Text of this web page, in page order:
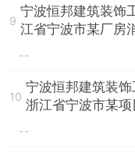
9
宁波恒邦建筑装饰
江省宁波市某厂房
--
10
宁波恒邦建筑装
浙江省宁波市某
--